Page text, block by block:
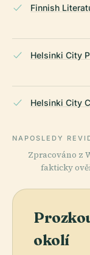
Finnish
Helsinki City
Helsinki City
NAPOSLEDY
Zpracováno z
fakticky
okolí